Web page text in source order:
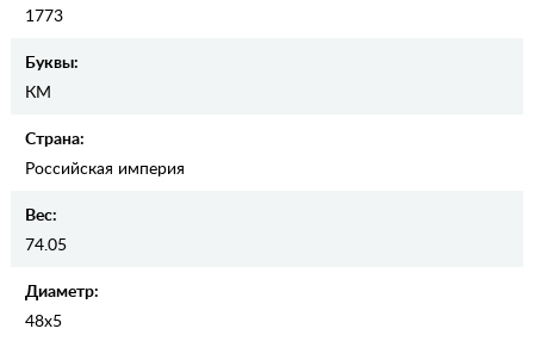
1773
Буквы:
КМ
Страна:
Российская империя
Вес:
74.05
Диаметр:
48x5